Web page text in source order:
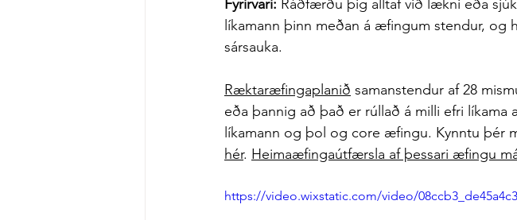
Fyrirvari: Ráðfærðu þig alltaf við lækni eða
líkamann þinn meðan á æfingum stendur,
sársauka.
Ræktaræfingaplanið samanstendur af 28
eða þannig að það er rúllað á milli efri
líkamann og þol og core æfingu. Kynntu þér
hér. Heimaæfingaútfærsla af þessari æfingu
https://video.wixstatic.com/video/